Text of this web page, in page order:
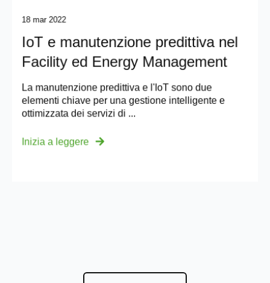
18 mar 2022
IoT e manutenzione predittiva nel
Facility ed Energy Management
La manutenzione predittiva e l'IoT sono due
elementi chiave per una gestione intelligente e
ottimizzata dei servizi di ...
Inizia a leggere